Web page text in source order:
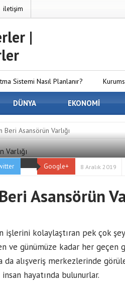
iletişim
Sistemi Nasıl Planlanır?
Artıyor? MC Server Kirala
Evden Eve Nakliyat — Osmaniye’de
DÜNYA EKONOMİ
Beri Asansörün Varlığı
Google+ 8 Aralık 2019
Asansörün
işlerini kolaylaştıran pek çok
ve günümüze kadar her geçen
da alışveriş merkezlerinde
hayatında bulunurlar.